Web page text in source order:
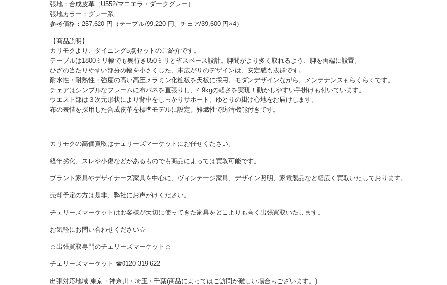
張地：合成皮革（U552/マニエラ・ダークグレー）
張地カラー：グレー系
参考価格：257,620 円（テーブル/99,220 円、チェア/39,600 円×4）
【商品説明】
カリモクより、ダイニング5点セットのご紹介です。
テーブルは1800ミリ幅でも奥行き850ミリと省スペース設計。脚間がより多く取れるよう、脚を両端に設置。
ひざの当たりやすい部分の幅を小さくした、末広がりのデザインは、安定感も抜群です。
耐水性・耐熱性・強度の高い高圧メラミン化粧板を天板に採用。モダンデザインながら、メンテナンスもらくらくです。
チェアはシンプルなフレームに布バネを直張りし、4.9kgの軽さを実現！動かしやすい手掛けも付いています。
ウエスト部は３次元形状により背中をしっかりサポート。ゆとりの掛け心地をお届けします。
布の表情を採用した合成皮革を標準モデルに設定。難燃性で防汚機能付きです。
カリモクの高価買取はチェリーズマーケットにお任せください。
経年劣化、スレや小傷などがあるものでも商品によっては買取可能です。
ブランド家具やデザイナーズ家具を中心に、ヴィンテージ家具、デザイン照明、家電製品など幅広く買取いたしております。
売却予定の方は是非、弊社にお声がけください。
チェリーズマーケットはお客様が大切に使ってきた家具をどこよりも高く出張買取いたします。
お気軽にお問い合わせください☆
☆出張買取専門のチェリーズマーケット☆
チェリーズマーケット ☎︎0120-319-622
出張対応地域 東京・神奈川・埼玉・千葉(商品によってはご訪問が難しい場合もございます。)